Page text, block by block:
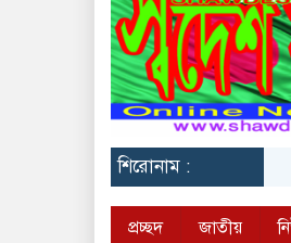
শিরোনাম :
প্রচ্ছদ জাতীয়